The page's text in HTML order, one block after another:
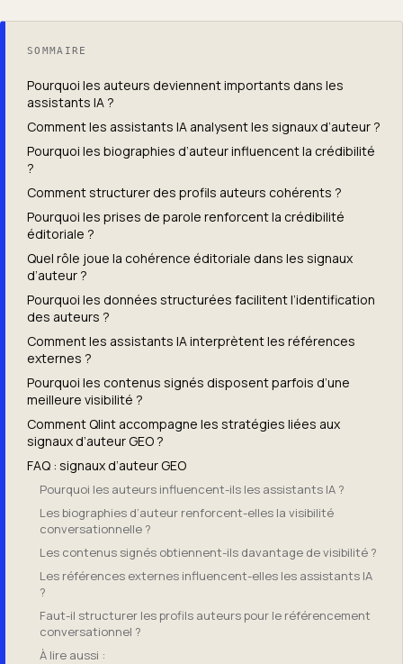
SOMMAIRE
Pourquoi les auteurs deviennent importants dans les
assistants IA ?
Comment les assistants IA analysent les signaux d’auteur ?
Pourquoi les biographies d’auteur influencent la crédibilité
?
Comment structurer des profils auteurs cohérents ?
Pourquoi les prises de parole renforcent la crédibilité
éditoriale ?
Quel rôle joue la cohérence éditoriale dans les signaux
d’auteur ?
Pourquoi les données structurées facilitent l’identification
des auteurs ?
Comment les assistants IA interprètent les références
externes ?
Pourquoi les contenus signés disposent parfois d’une
meilleure visibilité ?
Comment Qlint accompagne les stratégies liées aux
signaux d’auteur GEO ?
FAQ : signaux d’auteur GEO
Pourquoi les auteurs influencent-ils les assistants IA ?
Les biographies d’auteur renforcent-elles la visibilité
conversationnelle ?
Les contenus signés obtiennent-ils davantage de visibilité ?
Les références externes influencent-elles les assistants IA
?
Faut-il structurer les profils auteurs pour le référencement
conversationnel ?
À lire aussi :